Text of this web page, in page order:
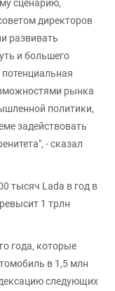
сценарию,
директоров
развивать
и большего
рынка
политики,
задействовать
- сказал
тысяч Lada в год в
1 трлн
года, которые
в 1,5 млн
следующих